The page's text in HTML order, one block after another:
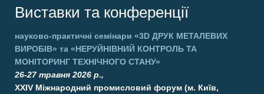
Виставки та конференції
науково-практичні семінари «3D ДРУК МЕТАЛЕВИХ
ВИРОБІВ» та «НЕРУЙНІВНИЙ КОНТРОЛЬ ТА
МОНІТОРИНГ ТЕХНІЧНОГО СТАНУ»
26-27 травня 2026 р.,
XXIV Міжнародний промисловий форум (м. Київ,